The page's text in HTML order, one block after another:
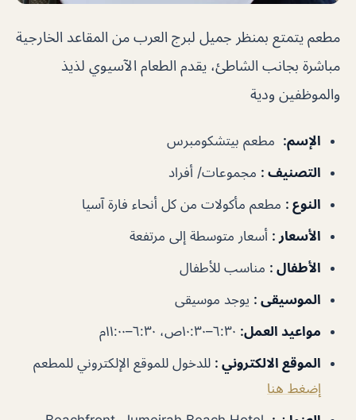
مطعم يتمتع بمنظر جميل لبرج العرب من المقاعد الخارجية
مباشرة بجانب الشاطئ، يقدم الطعام الآسيوي لذيذ
والموظفين ودية
الإسم: مطعم بيتشكومبرس
التصنيف : مجموعات/ أفراد
النوع : مطعم مأكولات من كل أنحاء فارة آسيا
الأسعار : أسعار متوسطة إلى مرتفعة
الأطفال : مناسب للأطفال
الموسيقى : يوجد موسيقى
مواعيد العمل:
الموقع الالكتروني : للدخول للموقع الإلكتروني للمطعم
إضغط هنا